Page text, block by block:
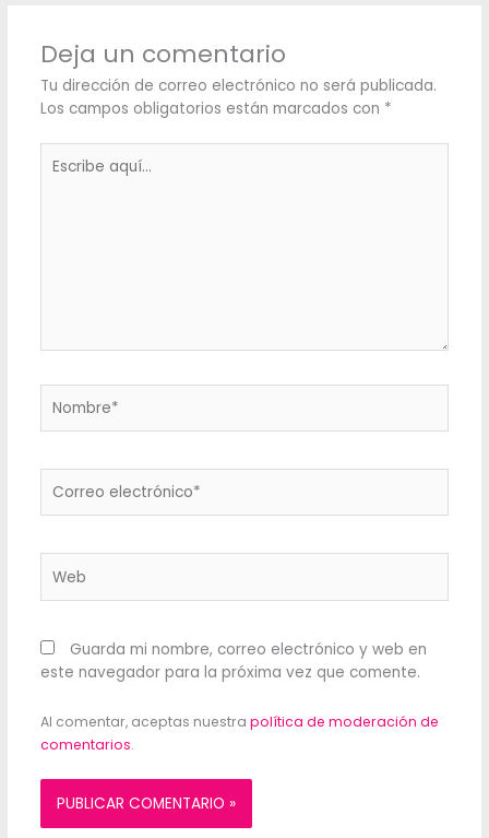
Deja un comentario
Tu dirección de correo electrónico no será publicada.
Los campos obligatorios están marcados con *
aquí...
electrónico*
Guarda mi nombre, correo electrónico y web en
este navegador para la próxima vez que comente.
Al comentar, aceptas nuestra política de moderación de
comentarios.